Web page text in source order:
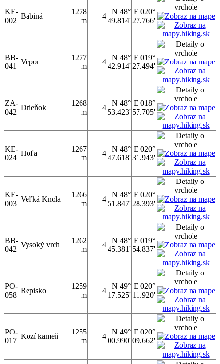
KE-
002
Babiná
1278
m
4
N 48°
49.814'
E 020°
27.766'
BB-
041
Vepor
1277
m
4
N 48°
42.914'
E 019°
27.494'
ZA-
042
Drieňok
1268
m
4
N 48°
53.423'
E 018°
57.705'
KE-
024
Hoľa
1267
m
4
N 48°
47.618'
E 020°
31.943'
KE-
003
Veľká Knola
1266
m
4
N 48°
51.847'
E 020°
28.393'
BB-
042
Vysoký vrch
1262
m
4
N 48°
45.381'
E 019°
54.837'
PO-
058
Repisko
1259
m
4
N 49°
17.525'
E 020°
11.920'
PO-
017
Kozí kameň
1255
m
4
N 49°
00.990'
E 020°
09.662'